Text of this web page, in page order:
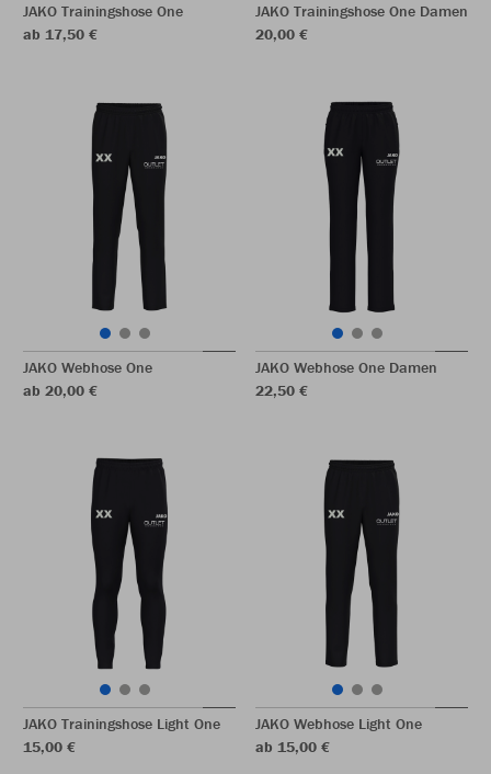
JAKO Trainingshose One
ab 17,50 €
JAKO Trainingshose One Damen
20,00 €
JAKO Webhose One
ab 20,00 €
JAKO Webhose One Damen
22,50 €
JAKO Trainingshose Light One
15,00 €
JAKO Webhose Light One
ab 15,00 €